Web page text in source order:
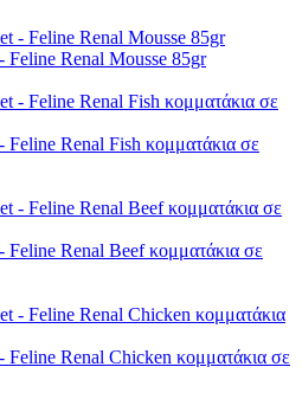
Renal Mousse 85gr
Renal Fish κομματάκια σε
Renal Beef κομματάκια σε
Renal Chicken κομματάκια σε